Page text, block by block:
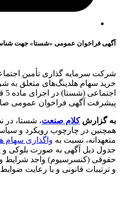
آگهی فراخوان عمومی «شستا» جهت
شرکت سرمایه گذاری تأمین
خرید سهام هلدینگ‌های متعلق به
پیشرفت آگهی فراخوان عمومی
به گزارشکلام صنعت، شستا، در
همچنین در چارچوب رویکرد و
متعهدانه، نسبت به واگذاری سهام
جدول ذیل آگهی به صورت بلوکی و
حقوقی (کنسرسیوم) واجد شرایط و
و ترتیبات قانونی و با رعایت